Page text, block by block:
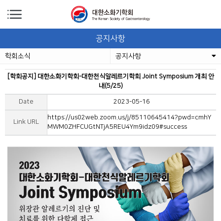
공지사항
학회소식 공지사항
[학회공지] 대한소화기학회-대한천식알레르기학회 Joint Symposium 개최 안
내(5/25)
Date 2023-05-16
Link URL
https://us02web.zoom.us/j/85110645414?pwd=cmhY
MWM0ZHFCUGtNTjA5REU4Ym9idz09#success